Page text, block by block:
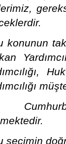
konunun
seçimin